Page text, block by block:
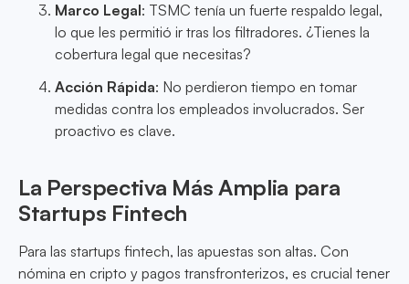
Marco Legal: TSMC tenía un fuerte respaldo legal,
lo que les permitió ir tras los filtradores. ¿Tienes la
cobertura legal que necesitas?
Acción Rápida: No perdieron tiempo en tomar
medidas contra los empleados involucrados. Ser
proactivo es clave.
La Perspectiva Más Amplia para
Startups Fintech
Para las startups fintech, las apuestas son altas. Con
nómina en cripto y pagos transfronterizos, es crucial tener